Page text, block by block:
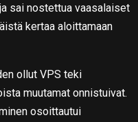
sai nostettua vaasalaiset
kertaa aloittamaan
ollut VPS teki
muutamat onnistuivat.
osoittautui